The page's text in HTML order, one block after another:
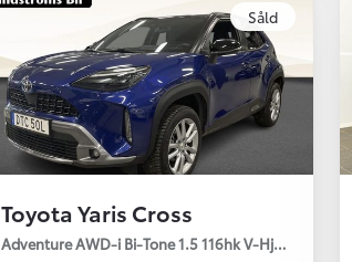
Från 350 900 kr
Från 3 450 kr/mån
Easy Billån
Nya GR GT
The soul lives on
Såld
Toyota Yaris Cross
Adventure AWD-i Bi-Tone 1.5 116hk V-Hjul Drag JBL